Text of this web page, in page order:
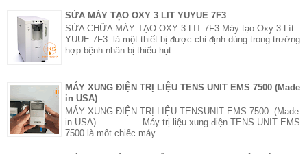
SỬA MÁY TẠO OXY 3 LIT YUYUE 7F3
SỬA CHỮA MÁY TẠO OXY 3 LIT 7F3 Máy tạo Oxy 3 Lít
YUUE 7F3 là một thiết bị được chỉ định dùng trong trường
hợp bệnh nhân bị thiếu hụt ...
MÁY XUNG ĐIỆN TRỊ LIỆU TENS UNIT EMS 7500 (Made
in USA)
MÁY XUNG ĐIỆN TRỊ LIỆU TENSUNIT EMS 7500 (Made
in USA) Máy trị liệu xung điện TENS UNIT EMS
7500 là môt chiếc máy ...